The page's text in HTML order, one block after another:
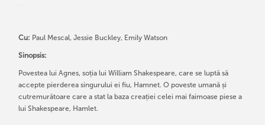
Cu: Paul Mescal, Jessie Buckley, Emily Watson
Sinopsis:
Povestea lui Agnes, soția lui William Shakespeare, care se luptă să
accepte pierderea singurului ei fiu, Hamnet. O poveste umană și
cutremurătoare care a stat la baza creației celei mai faimoase piese a
lui Shakespeare, Hamlet.